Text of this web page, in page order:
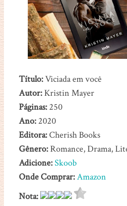
Título:Viciada em você
Autor:Kristin Mayer
Páginas:250
Ano:2020
Editora:Cherish Books
Gênero:Romance, Drama,
Adicione:Skoob
Onde Comprar:Amazon
Nota: